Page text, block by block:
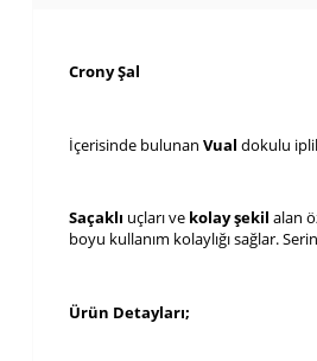
Crony Şal
İçerisinde bulunan Vual dokulu
Saçaklı uçları ve kolay şekil alan
boyu kullanım kolaylığı sağlar.
Ürün Detayları;